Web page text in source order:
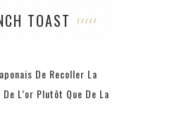
TOAST
De Recoller La
L’or Plutôt Que De La